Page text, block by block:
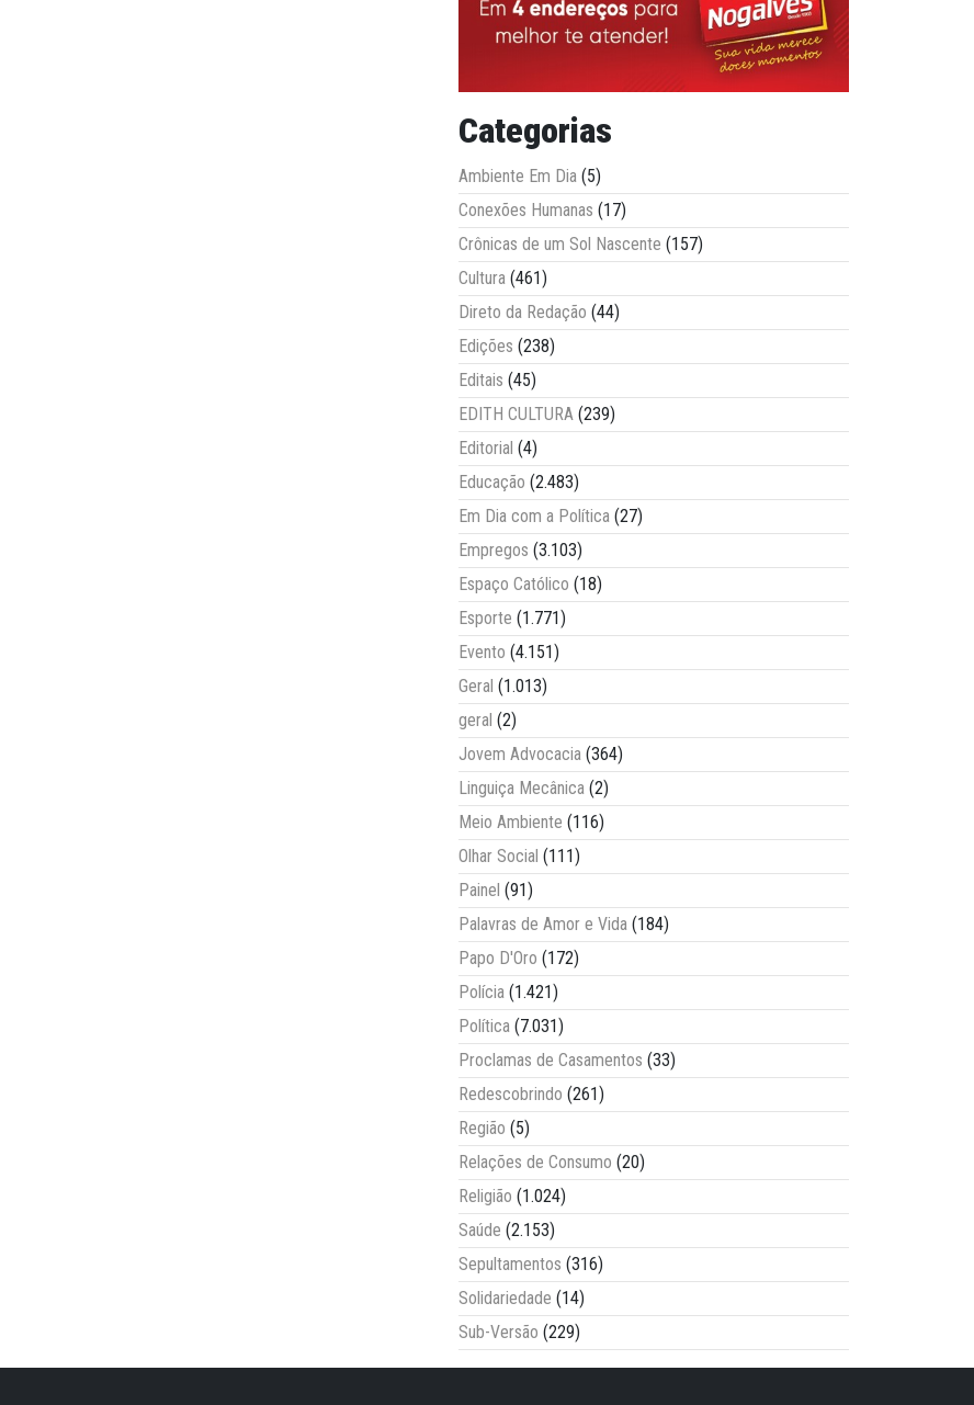
Categorias
Ambiente Em Dia (5)
Conexões Humanas (17)
Crônicas de um Sol Nascente (157)
Cultura (461)
Direto da Redação (44)
Edições (238)
Editais (45)
EDITH CULTURA (239)
Editorial (4)
Educação (2.483)
Em Dia com a Política (27)
Empregos (3.103)
Espaço Católico (18)
Esporte (1.771)
Evento (4.151)
Geral (1.013)
geral (2)
Jovem Advocacia (364)
Linguiça Mecânica (2)
Meio Ambiente (116)
Olhar Social (111)
Painel (91)
Palavras de Amor e Vida (184)
Papo D'Oro (172)
Polícia (1.421)
Política (7.031)
Proclamas de Casamentos (33)
Redescobrindo (261)
Região (5)
Relações de Consumo (20)
Religião (1.024)
Saúde (2.153)
Sepultamentos (316)
Solidariedade (14)
Sub-Versão (229)